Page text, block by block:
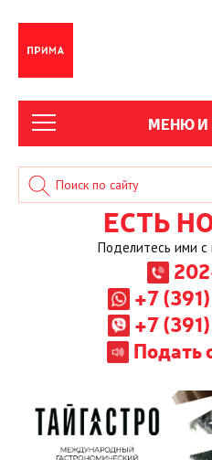
МЕНЮ И
ЕСТЬ
Поделитесь ими
+7
+7
Подать